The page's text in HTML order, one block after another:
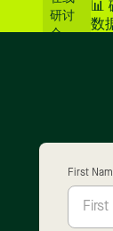
研讨
会
📊
数
First